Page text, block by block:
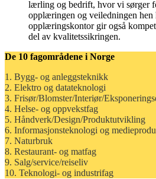
lærling og bedrift, hvor vi sørger
opplæringen og veiledningen hen
opplæringskontor gir også
del av kvalitetssikringen.
De 10 fagområdene i Norge
1. Bygg- og anleggsteknikk
2. Elektro og datateknologi
3. Frisør/Blomster/Interiør/
4. Helse- og oppvekstfag
5. Håndverk/Design/Produktutvikling
6. Informasjonsteknologi og
7. Naturbruk
8. Restaurant- og matfag
9. Salg/service/reiseliv
10. Teknologi- og industrifag